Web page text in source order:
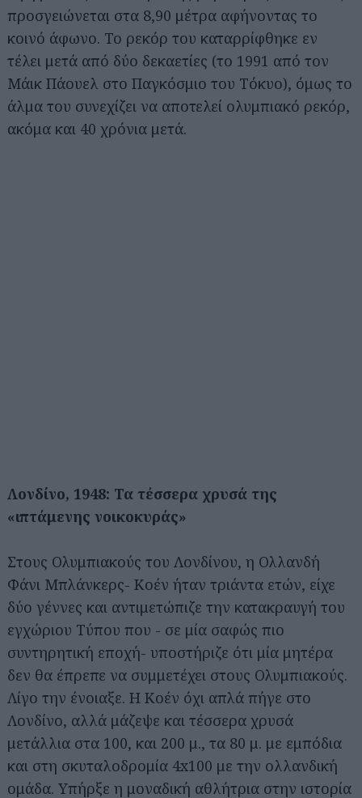
προσγειώνεται στα 8,90 μέτρα αφήνοντας το
κοινό άφωνο. Το ρεκόρ του καταρρίφθηκε εν
τέλει μετά από δύο δεκαετίες (το 1991 από τον
Μάικ Πάουελ στο Παγκόσμιο του Τόκυο), όμως το
άλμα του συνεχίζει να αποτελεί ολυμπιακό ρεκόρ,
ακόμα και 40 χρόνια μετά.
Λονδίνο, 1948: Τα τέσσερα χρυσά της
«ιπτάμενης νοικοκυράς»
Στους Ολυμπιακούς του Λονδίνου, η Ολλανδή
Φάνι Μπλάνκερς- Κοέν ήταν τριάντα ετών, είχε
δύο γέννες και αντιμετώπιζε την κατακραυγή του
εγχώριου Τύπου που - σε μία σαφώς πιο
συντηρητική εποχή- υποστήριζε ότι μία μητέρα
δεν θα έπρεπε να συμμετέχει στους Ολυμπιακούς.
Λίγο την ένοιαξε. Η Κοέν όχι απλά πήγε στο
Λονδίνο, αλλά μάζεψε και τέσσερα χρυσά
μετάλλια στα 100, και 200 μ., τα 80 μ. με εμπόδια
και στη σκυταλοδρομία 4x100 με την ολλανδική
ομάδα. Υπήρξε η μοναδική αθλήτρια στην ιστορία